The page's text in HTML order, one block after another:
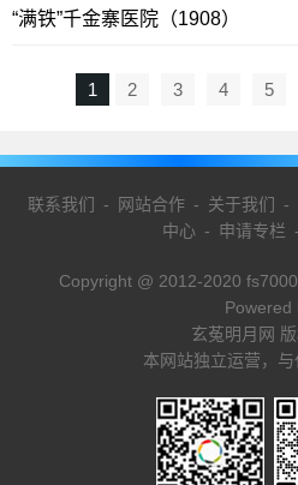
“满铁”千金寨医院（1908）
1 2 3 4 5
联系我们 - 网站合作- 关于我们 -
中心 - 申请专栏 -
Copyright @ 2012-2020
Powered
玄菟明月网
本网站独立运营，